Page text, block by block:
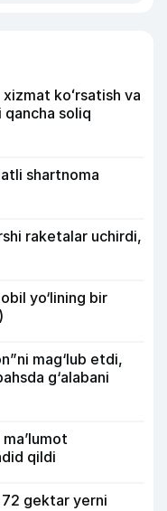
koʻrsatish va
soliq
shartnoma
raketalar uchirdi,
yo‘lining bir
mag‘lub etdi,
g‘alabani
qildi
gektar yerni